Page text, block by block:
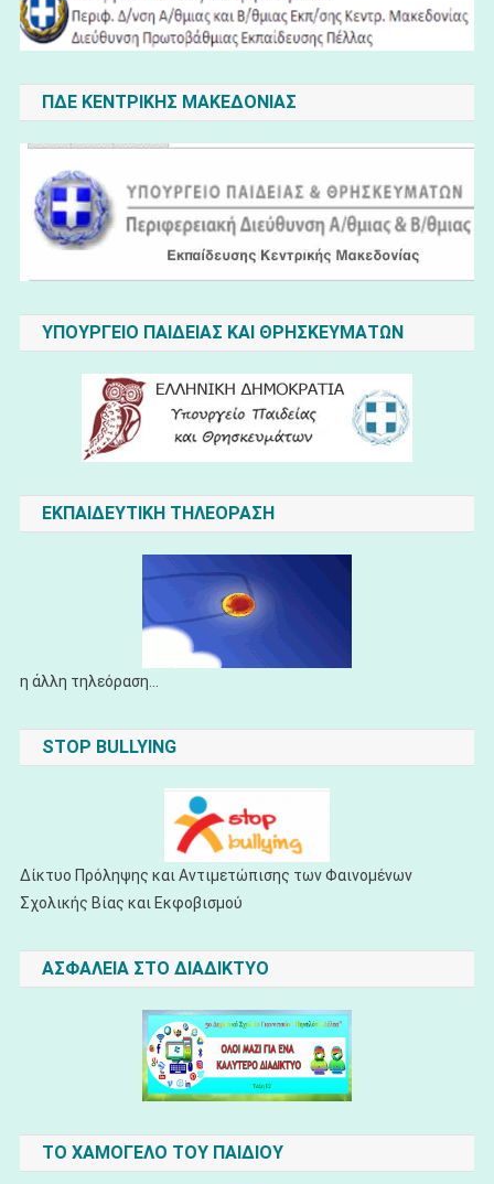
ΠΔΕ ΚΕΝΤΡΙΚΗΣ ΜΑΚΕΔΟΝΙΑΣ
ΥΠΟΥΡΓΕΙΟ ΠΑΙΔΕΙΑΣ ΚΑΙ ΘΡΗΣΚΕΥΜΑΤΩΝ
ΕΚΠΑΙΔΕΥΤΙΚΗ ΤΗΛΕΟΡΑΣΗ
η άλλη τηλεόραση...
STOP BULLYING
Δίκτυο Πρόληψης και Αντιμετώπισης των Φαινομένων
Σχολικής Βίας και Εκφοβισμού
ΑΣΦΑΛΕΙΑ ΣΤΟ ΔΙΑΔΙΚΤΥΟ
ΤΟ ΧΑΜΟΓΕΛΟ ΤΟΥ ΠΑΙΔΙΟΥ